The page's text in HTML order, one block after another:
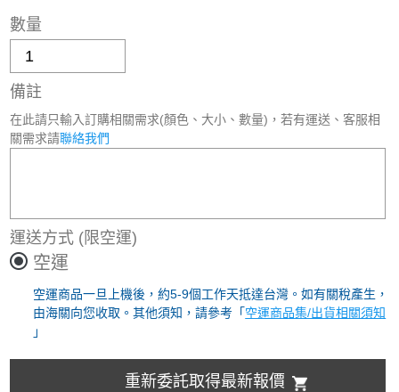
數量
備註
在此請只輸入訂購相關需求(顏色、大小、數量)，若有運送、客服相
關需求請聯絡我們
運送方式 (限空運)
空運
空運商品一旦上機後，約5-9個工作天抵達台灣。如有關稅產生，
由海關向您收取。其他須知，請參考「 空運商品集/出貨相關須知
」
重新委託取得最新報價